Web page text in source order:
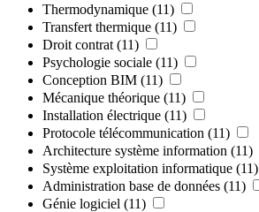
Thermodynamique (11)
Transfert thermique (11)
Droit contrat (11)
Psychologie sociale (11)
Conception BIM (11)
Mécanique théorique (11)
Installation électrique (11)
Protocole télécommunication (11)
Architecture système information (11)
Système exploitation informatique (11)
Administration base de données (11)
Génie logiciel (11)